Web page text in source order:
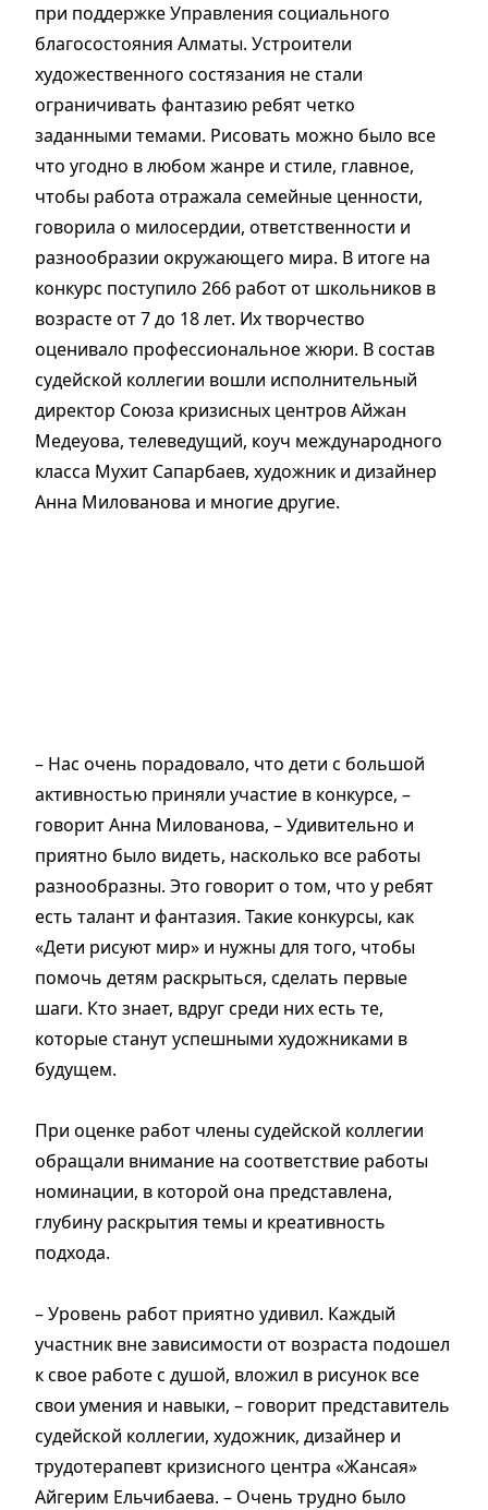
при поддержке Управления социального
благосостояния Алматы. Устроители
художественного состязания не стали
ограничивать фантазию ребят четко
заданными темами. Рисовать можно было все
что угодно в любом жанре и стиле, главное,
чтобы работа отражала семейные ценности,
говорила о милосердии, ответственности и
разнообразии окружающего мира. В итоге на
конкурс поступило 266 работ от школьников в
возрасте от 7 до 18 лет. Их творчество
оценивало профессиональное жюри. В состав
судейской коллегии вошли исполнительный
директор Союза кризисных центров Айжан
Медеуова, телеведущий, коуч международного
класса Мухит Сапарбаев, художник и дизайнер
Анна Милованова и многие другие.
– Нас очень порадовало, что дети с большой
активностью приняли участие в конкурсе, –
говорит Анна Милованова, – Удивительно и
приятно было видеть, насколько все работы
разнообразны. Это говорит о том, что у ребят
есть талант и фантазия. Такие конкурсы, как
«Дети рисуют мир» и нужны для того, чтобы
помочь детям раскрыться, сделать первые
шаги. Кто знает, вдруг среди них есть те,
которые станут успешными художниками в
будущем.
При оценке работ члены судейской коллегии
обращали внимание на соответствие работы
номинации, в которой она представлена,
глубину раскрытия темы и креативность
подхода.
– Уровень работ приятно удивил. Каждый
участник вне зависимости от возраста подошел
к свое работе с душой, вложил в рисунок все
свои умения и навыки, – говорит представитель
судейской коллегии, художник, дизайнер и
трудотерапевт кризисного центра «Жансая»
Айгерим Ельчибаева. – Очень трудно было